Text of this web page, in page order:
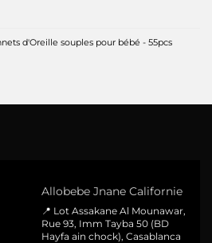
d'Oreille souples pour bébé - 55pcs
Allobebe Jnane Californie
📍 Lot Assakane Al Mounawar,
Rue 93, Imm Tayba 50 (BD
Hayfa ain chock), Casablanca